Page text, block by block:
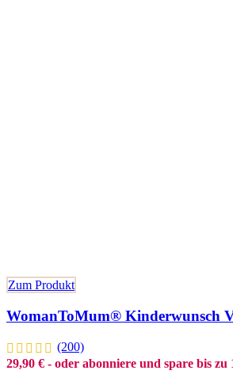
Zum Produkt
WomanToMum® Kinderwunsch
(200)
29,90 € - oder abonniere und spare bis zu